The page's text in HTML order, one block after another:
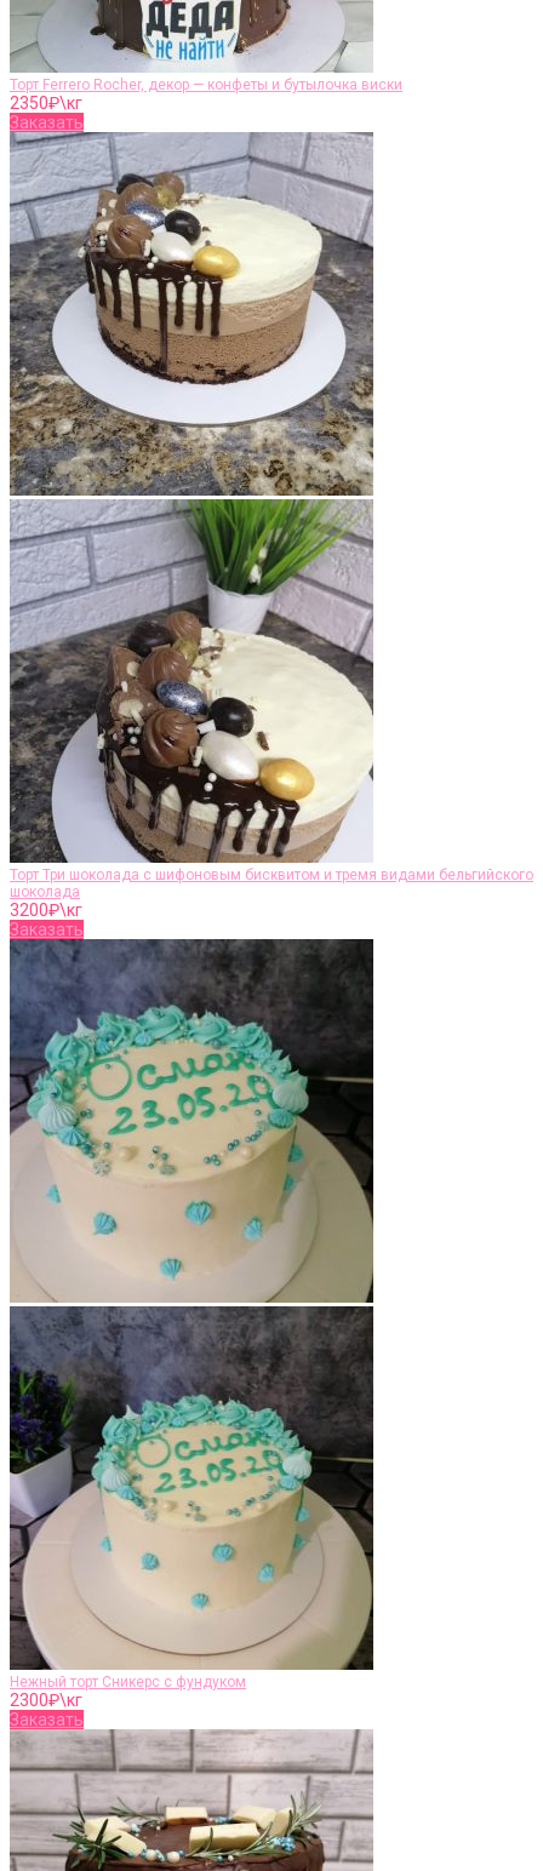
Торт Ferrero Rocher, декор — конфеты и бутылочка виски
2350₽\кг
Заказать
Торт Три шоколада с шифоновым бисквитом и тремя видами бельгийского
шоколада
3200₽\кг
Заказать
Нежный торт Сникерс с фундуком
2300₽\кг
Заказать